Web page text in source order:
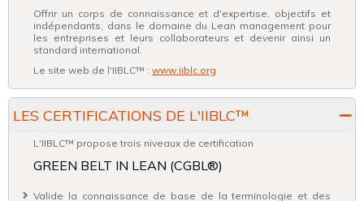
Offrir un corps de connaissance et d'expertise, objectifs et
indépendants, dans le domaine du Lean management pour
les entreprises et leurs collaborateurs et devenir ainsi un
standard international.
Le site web de l'IIBLC™ : www.iiblc.org
LES CERTIFICATIONS DE L'IIBLC™
L'IIBLC™ propose trois niveaux de certification
GREEN BELT IN LEAN (CGBL®)
Valide la connaissance de base de la terminologie et des